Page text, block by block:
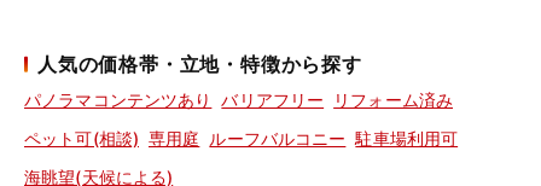
人気の価格帯・立地・特徴から探す
パノラマコンテンツあり バリアフリー
リフォーム済み
ペット可(相談) 専用庭 ルーフバルコニー 駐車場利用可
海眺望(天候による)